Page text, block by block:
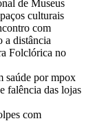
de Museus
culturais
com
a distância
Folclórica no
saúde por mpox
falência das lojas
com